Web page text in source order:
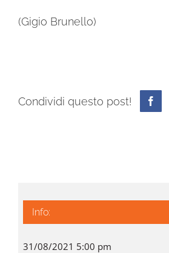
(Gigio Brunello)
Condividi questo post!
Info:
31/08/2021 5:00 pm